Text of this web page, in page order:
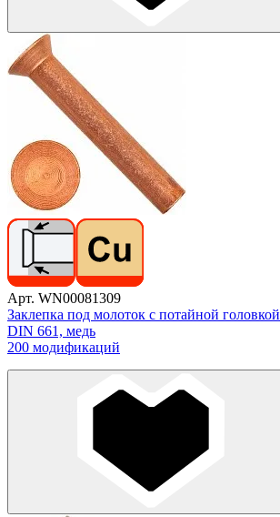
Арт. WN00081309
Заклепка под молоток с потайной головкой
DIN 661, медь
200 модификаций